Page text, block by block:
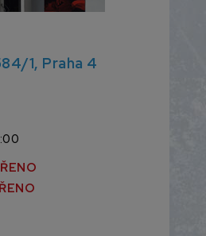
1, Praha 4